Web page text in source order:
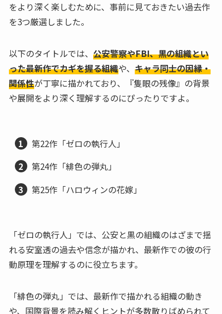
をより深く楽しむために、事前に見ておきたい過去作
を3つ厳選しました。
以下のタイトルでは、 公安警察やFBI、黒の組織とい
った最新作でカギを握る組織や、 キャラ同士の因縁・
関係性が丁寧に描かれており、『隻眼の残像』の背景
や展開をより深く理解するのにぴったりですよ。
第22作「ゼロの執行人」
第24作「緋色の弾丸」
第25作「ハロウィンの花嫁」
「ゼロの執行人」では、公安と黒の組織のはざまで揺
れる安室透の過去や信念が描かれ、最新作での彼の行
動原理を理解するのに役立ちます。
「緋色の弾丸」では、最新作で描かれる組織の動き
や、国際背景を読み解くヒントが多数散りばめられて